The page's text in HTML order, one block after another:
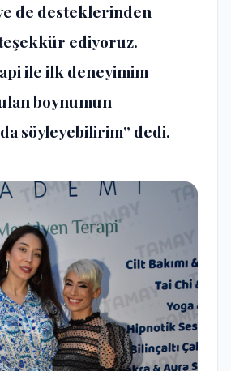
de desteklerinden
teşekkür ediyoruz.
ile ilk deneyimim
boynumun
da söyleyebilirim” dedi.